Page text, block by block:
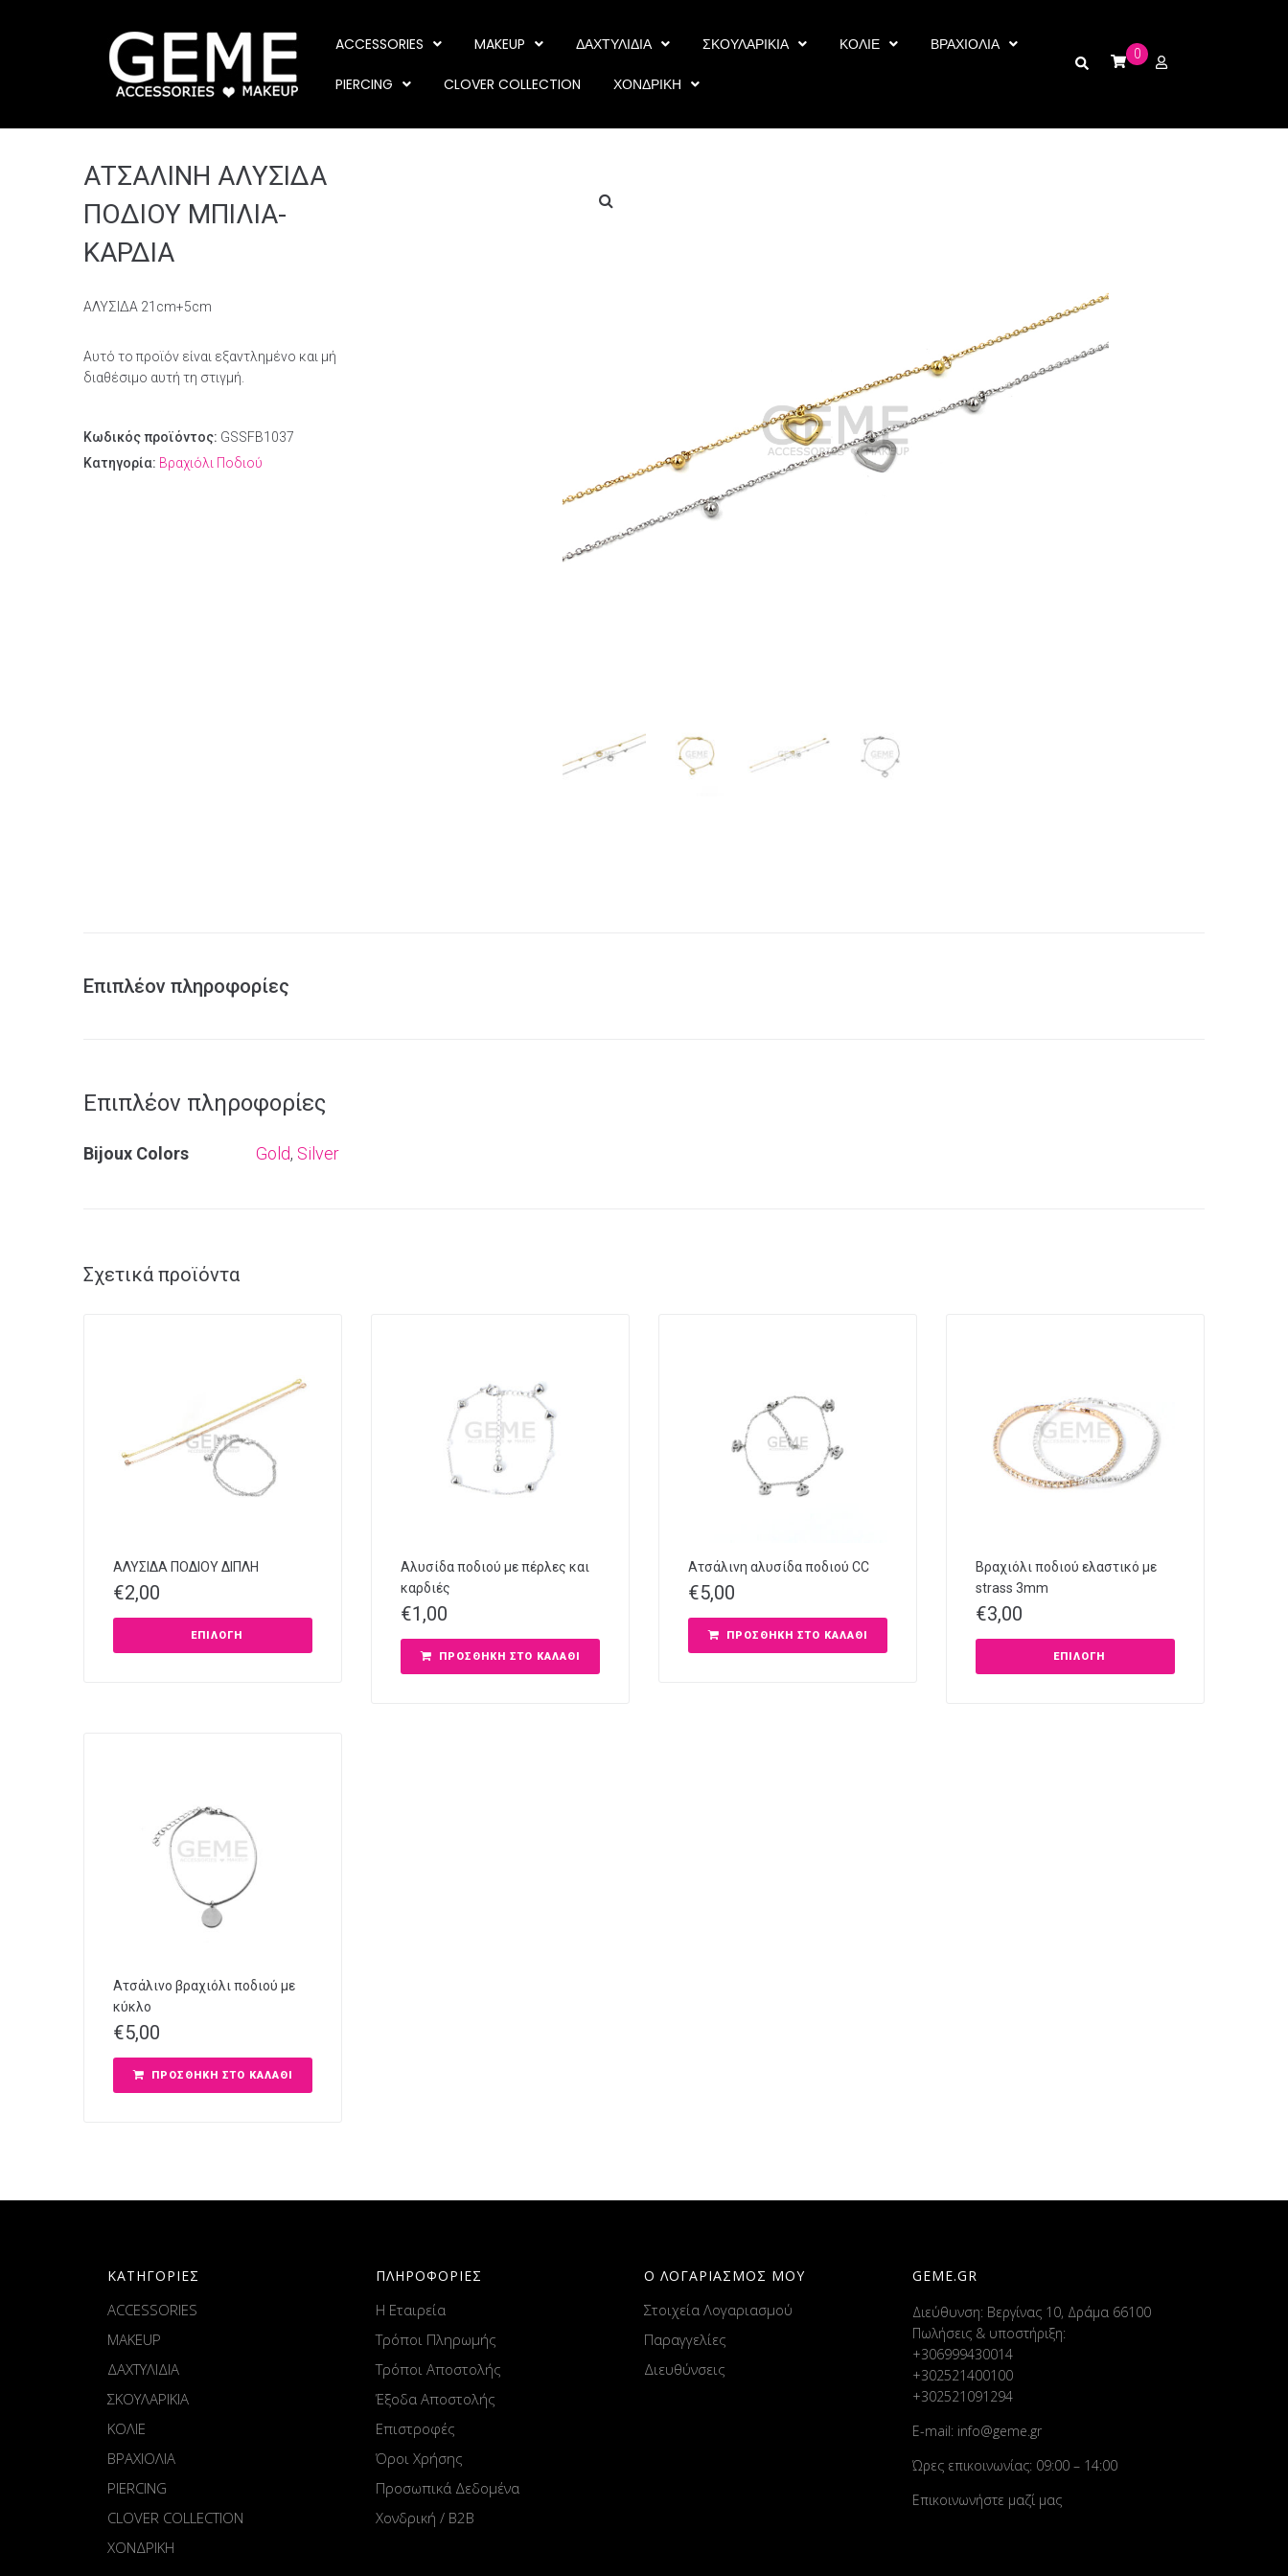
ACCESSORIES MAKEUP ΔΑΧΤΥΛΙΔΙΑ ΣΚΟΥΛΑΡΙΚΙΑ ΚΟΛΙΕ ΒΡΑΧΙΟΛΙΑ
PIERCING CLOVER COLLECTION ΧΟΝΔΡΙΚΗ
0
ΑΤΣΑΛΙΝΗ ΑΛΥΣΙΔΑ
ΠΟΔΙΟΥ ΜΠΙΛΙΑ-
ΚΑΡΔΙΑ
ΑΛΥΣΙΔΑ 21cm+5cm
Αυτό το προϊόν είναι εξαντλημένο και μή
διαθέσιμο αυτή τη στιγμή.
Κωδικός προϊόντος: GSSFB1037
Κατηγορία: Βραχιόλι Ποδιού
Επιπλέον πληροφορίες
Επιπλέον πληροφορίες
Bijoux Colors Gold, Silver
Σχετικά προϊόντα
ΑΛΥΣΙΔΑ ΠΟΔΙΟΥ ΔΙΠΛΗ
€2,00
ΕΠΙΛΟΓΉ
Αλυσίδα ποδιού με πέρλες και
καρδιές
€1,00
ΠΡΟΣΘΉΚΗ ΣΤΟ ΚΑΛΆΘΙ
Ατσάλινη αλυσίδα ποδιού CC
€5,00
ΠΡΟΣΘΉΚΗ ΣΤΟ ΚΑΛΆΘΙ
Βραχιόλι ποδιού ελαστικό με
strass 3mm
€3,00
ΕΠΙΛΟΓΉ
Ατσάλινο βραχιόλι ποδιού με
κύκλο
€5,00
ΠΡΟΣΘΉΚΗ ΣΤΟ ΚΑΛΆΘΙ
ΚΑΤΗΓΟΡΙΕΣ
ACCESSORIES
MAKEUP
ΔΑΧΤΥΛΙΔΙΑ
ΣΚΟΥΛΑΡΙΚΙΑ
ΚΟΛΙΕ
ΒΡΑΧΙΟΛΙΑ
PIERCING
CLOVER COLLECTION
ΧΟΝΔΡΙΚΗ
ΠΛΗΡΟΦΟΡΙΕΣ
Η Εταιρεία
Τρόποι Πληρωμής
Τρόποι Αποστολής
Έξοδα Αποστολής
Επιστροφές
Όροι Χρήσης
Προσωπικά Δεδομένα
Χονδρική / B2B
Ο ΛΟΓΑΡΙΑΣΜΟΣ ΜΟΥ
Στοιχεία Λογαριασμού
Παραγγελίες
Διευθύνσεις
GEME.GR
Διεύθυνση: Βεργίνας 10, Δράμα 66100
Πωλήσεις & υποστήριξη:
+306999430014
+302521400100
+302521091294
E-mail: info@geme.gr
Ώρες επικοινωνίας: 09:00 – 14:00
Επικοινωνήστε μαζί μας